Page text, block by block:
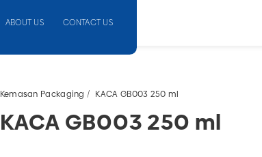
ABOUT US CONTACT US
Kemasan Packaging KACA GB003 250 ml
KACA GB003 250 ml